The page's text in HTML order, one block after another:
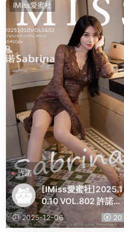
IMiss愛蜜社
許諾
[IMiss愛蜜社]2025.1
0.10 VOL.802 許諾Sa
brina
2025-12-06 20